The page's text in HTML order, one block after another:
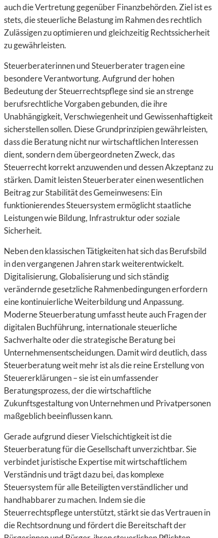
auch die Vertretung gegenüber Finanzbehörden. Ziel ist es
stets, die steuerliche Belastung im Rahmen des rechtlich
Zulässigen zu optimieren und gleichzeitig Rechtssicherheit
zu gewährleisten.
Steuerberaterinnen und Steuerberater tragen eine
besondere Verantwortung. Aufgrund der hohen
Bedeutung der Steuerrechtspflege sind sie an strenge
berufsrechtliche Vorgaben gebunden, die ihre
Unabhängigkeit, Verschwiegenheit und Gewissenhaftigkeit
sicherstellen sollen. Diese Grundprinzipien gewährleisten,
dass die Beratung nicht nur wirtschaftlichen Interessen
dient, sondern dem übergeordneten Zweck, das
Steuerrecht korrekt anzuwenden und dessen Akzeptanz zu
stärken. Damit leisten Steuerberater einen wesentlichen
Beitrag zur Stabilität des Gemeinwesens: Ein
funktionierendes Steuersystem ermöglicht staatliche
Leistungen wie Bildung, Infrastruktur oder soziale
Sicherheit.
Neben den klassischen Tätigkeiten hat sich das Berufsbild
in den vergangenen Jahren stark weiterentwickelt.
Digitalisierung, Globalisierung und sich ständig
verändernde gesetzliche Rahmenbedingungen erfordern
eine kontinuierliche Weiterbildung und Anpassung.
Moderne Steuerberatung umfasst heute auch Fragen der
digitalen Buchführung, internationale steuerliche
Sachverhalte oder die strategische Beratung bei
Unternehmensentscheidungen. Damit wird deutlich, dass
Steuerberatung weit mehr ist als die reine Erstellung von
Steuererklärungen – sie ist ein umfassender
Beratungsprozess, der die wirtschaftliche
Zukunftsgestaltung von Unternehmen und Privatpersonen
maßgeblich beeinflussen kann.
Gerade aufgrund dieser Vielschichtigkeit ist die
Steuerberatung für die Gesellschaft unverzichtbar. Sie
verbindet juristische Expertise mit wirtschaftlichem
Verständnis und trägt dazu bei, das komplexe
Steuersystem für alle Beteiligten verständlicher und
handhabbarer zu machen. Indem sie die
Steuerrechtspflege unterstützt, stärkt sie das Vertrauen in
die Rechtsordnung und fördert die Bereitschaft der